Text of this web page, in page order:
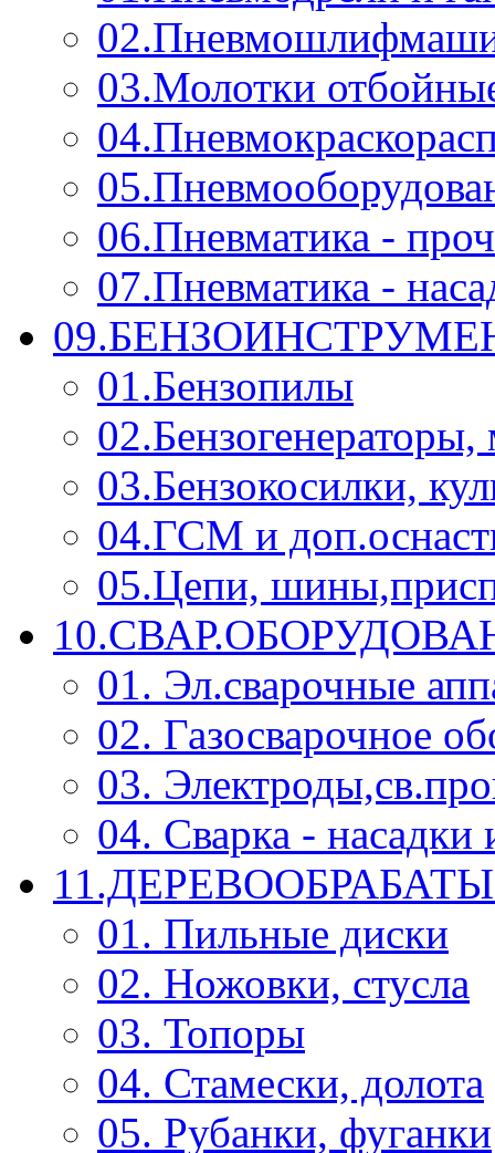
03.Молотки
06.Пневматика -
07.Пневматика -
01.Бензопилы
03.Бензокосилки,
04.ГСМ и
05.Цепи,
01. Эл.сварочные
02. Газосварочное
03.
04. Сварка -
01. Пильные диски
02. Ножовки, стусла
03. Топоры
04. Стамески, долота
05. Рубанки, фуганки